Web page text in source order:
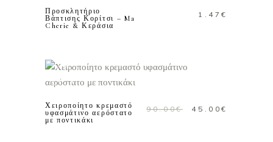
Προσκλητήριο
Βάπτισης Κορίτσι – Ma
Cherie & Κεράσια
1.47€
Προσφορά!
ΠΡΟΣΘΗΚΗ ΣΤΟ
Χειροποίητο κρεμαστό
υφασμάτινο αερόστατο
με ποντικάκι
90.00€
Original
45.00€